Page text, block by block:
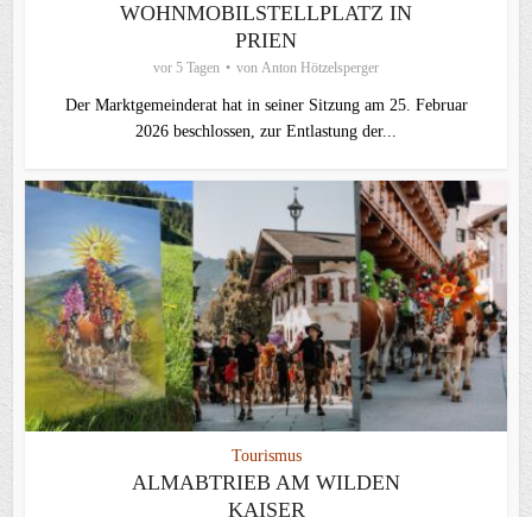
WOHNMOBILSTELLPLATZ IN
PRIEN
vor 5 Tagen von Anton Hötzelsperger
Der Marktgemeinderat hat in seiner Sitzung am 25. Februar
2026 beschlossen, zur Entlastung der...
Tourismus
ALMABTRIEB AM WILDEN
KAISER